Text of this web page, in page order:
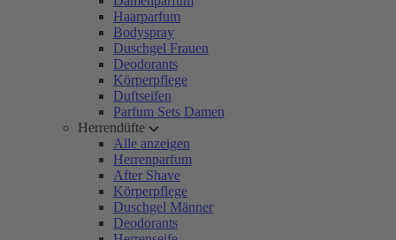
Haarparfum
Bodyspray
Duschgel Frauen
Deodorants
Körperpflege
Duftseifen
Parfum Sets Damen
Herrendüfte
Alle anzeigen
Herrenparfum
After Shave
Körperpflege
Duschgel Männer
Deodorants